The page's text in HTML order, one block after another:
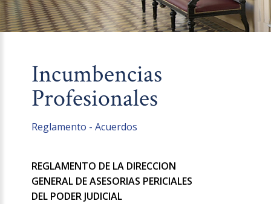
Incumbencias
Profesionales
Reglamento - Acuerdos
REGLAMENTO DE LA DIRECCION
GENERAL DE ASESORIAS PERICIALES
DEL PODER JUDICIAL